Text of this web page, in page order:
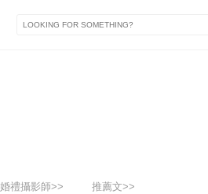
婚禮攝影師>> 推薦文>>